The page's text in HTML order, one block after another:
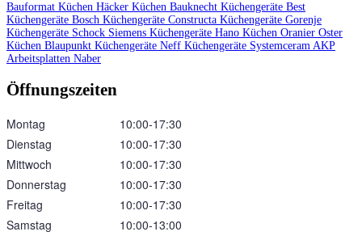
Bauformat Küchen Häcker Küchen Bauknecht Küchengeräte Best
Küchengeräte Bosch Küchengeräte Constructa Küchengeräte Gorenje
Küchengeräte Schock Siemens Küchengeräte Hano Küchen Oranier Oster
Küchen Blaupunkt Küchengeräte Neff Küchengeräte Systemceram AKP
Arbeitsplatten Naber
Öffnungszeiten
Montag
10:00‑17:30
Dienstag
10:00‑17:30
Mittwoch
10:00‑17:30
Donnerstag
10:00‑17:30
Freitag
10:00‑17:30
Samstag
10:00‑13:00